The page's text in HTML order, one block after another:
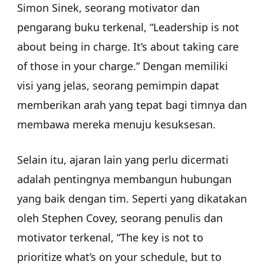
Simon Sinek, seorang motivator dan
pengarang buku terkenal, “Leadership is not
about being in charge. It’s about taking care
of those in your charge.” Dengan memiliki
visi yang jelas, seorang pemimpin dapat
memberikan arah yang tepat bagi timnya dan
membawa mereka menuju kesuksesan.
Selain itu, ajaran lain yang perlu dicermati
adalah pentingnya membangun hubungan
yang baik dengan tim. Seperti yang dikatakan
oleh Stephen Covey, seorang penulis dan
motivator terkenal, “The key is not to
prioritize what’s on your schedule, but to